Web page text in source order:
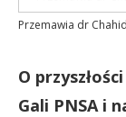
Przemawia dr
O
Gali PNSA i